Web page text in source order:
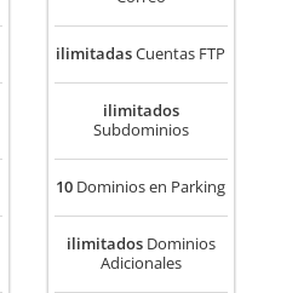
ilimitadasCuentas FTP
ilimitados
Subdominios
10 Dominios en Parking
ilimitadosDominios
Adicionales